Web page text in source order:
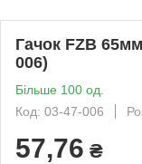
Гачок FZB
006)
Більше 100 од.
Код: 03-47-006
57,76 ₴